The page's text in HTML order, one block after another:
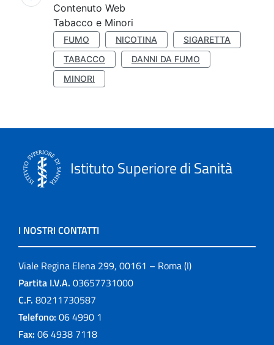
Contenuto Web
Tabacco e Minori
FUMO NICOTINA
SIGARETTA
TABACCO
DANNI DA FUMO
MINORI
Istituto Superiore di Sanità
I NOSTRI CONTATTI
Viale Regina Elena 299, 00161 – Roma (I)
Partita I.V.A. 03657731000
C.F. 80211730587
Telefono: 06 4990 1
Fax: 06 4938 7118